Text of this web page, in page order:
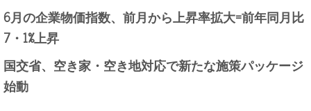
6月の企業物価指数、前月から上昇率拡大=前年同月比
7・1%上昇
国交省、空き家・空き地対応で新たな施策パッケージ
始動